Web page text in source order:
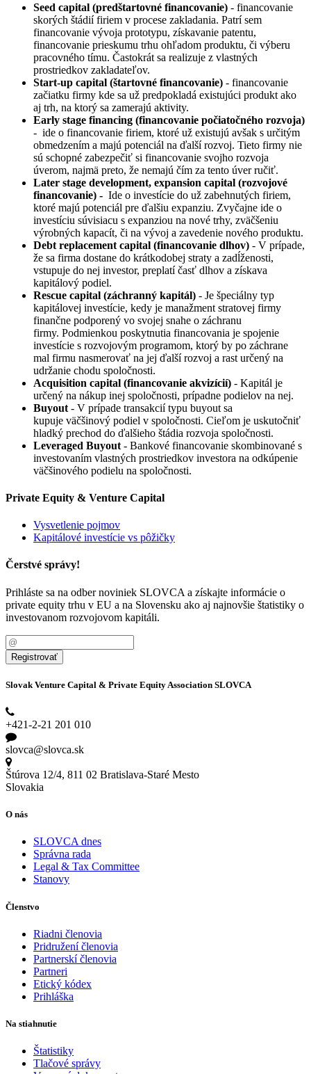
Seed capital (predštartovné financovanie) - financovanie
skorých štádií firiem v procese zakladania. Patrí sem
financovanie vývoja prototypu, získavanie patentu,
financovanie prieskumu trhu ohľadom produktu, či výberu
pracovného tímu. Častokrát sa realizuje z vlastných
prostriedkov zakladateľov.
Start-up capital (štartovné financovanie) - financovanie
začiatku firmy kde sa už predpokladá existujúci produkt ako
aj trh, na ktorý sa zamerajú aktivity.
Early stage financing (financovanie počiatočného rozvoja)
- ide o financovanie firiem, ktoré už existujú avšak s určitým
obmedzením a majú potenciál na ďalší rozvoj. Tieto firmy nie
sú schopné zabezpečiť si financovanie svojho rozvoja
úverom, najmä preto, že nemajú čím za tento úver ručiť.
Later stage development, expansion capital (rozvojové
financovanie) - Ide o investície do už zabehnutých firiem,
ktoré majú potenciál pre ďalšiu expanziu. Zvyčajne ide o
investíciu súvisiacu s expanziou na nové trhy, zväčšeniu
výrobných kapacít, či na vývoj a zavedenie nového produktu.
Debt replacement capital (financovanie dlhov) - V prípade,
že sa firma dostane do krátkodobej straty a zadĺženosti,
vstupuje do nej investor, preplatí časť dlhov a získava
kapitálový podiel.
Rescue capital (záchranný kapitál) - Je špeciálny typ
kapitálovej investície, kedy je manažment stratovej firmy
finančne podporený vo svojej snahe o záchranu
firmy. Podmienkou poskytnutia financovania je spojenie
investície s rozvojovým programom, ktorý by po záchrane
mal firmu nasmerovať na jej ďalší rozvoj a rast určený na
udržanie chodu spoločnosti.
Acquisition capital (financovanie akvizícií) - Kapitál je
určený na nákup inej spoločnosti, prípadne podielov na nej.
Buyout - V prípade transakcií typu buyout sa
kupuje väčšinový podiel v spoločnosti. Cieľom je uskutočniť
hladký prechod do ďalšieho štádia rozvoja spoločnosti.
Leveraged Buyout - Bankové financovanie skombinované s
investovaním vlastných prostriedkov investora na odkúpenie
väčšinového podielu na spoločnosti.
Private Equity & Venture Capital
Vysvetlenie pojmov
Kapitálové investície vs pôžičky
Čerstvé správy!
Prihláste sa na odber noviniek SLOVCA a získajte informácie o
private equity trhu v EU a na Slovensku ako aj najnovšie štatistiky o
investovanom rozvojovom kapitáli.
Registrovať
Slovak Venture Capital & Private Equity Association SLOVCA
+421-2-21 201 010
slovca@slovca.sk
Štúrova 12/4, 811 02 Bratislava-Staré Mesto
Slovakia
O nás
SLOVCA dnes
Správna rada
Legal & Tax Committee
Stanovy
Členstvo
Riadni členovia
Pridružení členovia
Partnerskí členovia
Partneri
Etický kódex
Prihláška
Na stiahnutie
Štatistiky
Tlačové správy